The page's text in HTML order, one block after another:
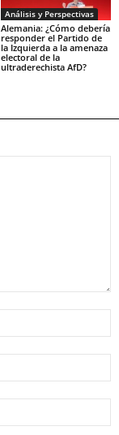
Análisis y Perspectivas
Alemania: ¿Cómo debería
responder el Partido de
la Izquierda a la amenaza
electoral de la
ultraderechista AfD?